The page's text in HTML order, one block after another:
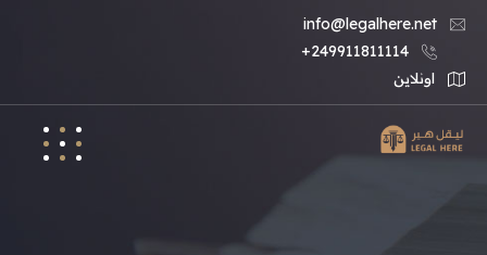
info@legalhere.net
249911811114+
اونلاين